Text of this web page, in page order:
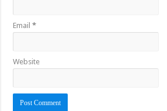
Email*
Website